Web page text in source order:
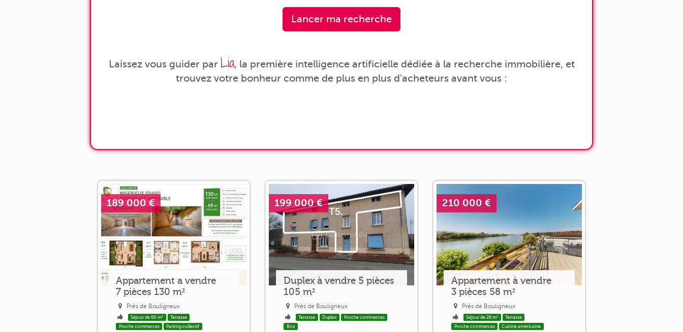
Lancer ma recherche
Laissez vous guider par Lia, la première intelligence artificielle dédiée à la recherche immobilière, et
trouvez votre bonheur comme de plus en plus d'acheteurs avant vous :
189 000 €
Appartement a vendre
7 pièces 130 m²
Près de Bouligneux
Séjour de 60 m²
Terrasse
Proche commerces
Parking collectif
199 000 €
Duplex à vendre 5 pièces
105 m²
Près de Bouligneux
Terrasse Duplex
Proche commerces
Box
210 000 €
Appartement à vendre
3 pièces 58 m²
Près de Bouligneux
Séjour de 26 m²
Terrasse
Proche commerces
Cuisine américaine